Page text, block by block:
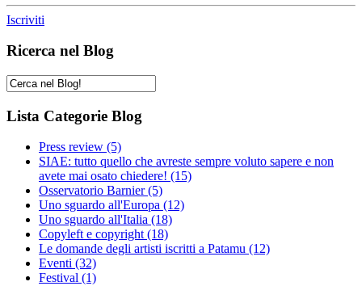
Iscriviti
Ricerca nel Blog
Lista Categorie Blog
Press review (5)
SIAE: tutto quello che avreste sempre voluto sapere e non
avete mai osato chiedere! (15)
Osservatorio Barnier(5)
Uno sguardo all'Europa (12)
Uno sguardo all'Italia (18)
Copyleft e copyright(18)
Le domande degli artisti iscritti a Patamu (12)
Eventi (32)
Festival (1)